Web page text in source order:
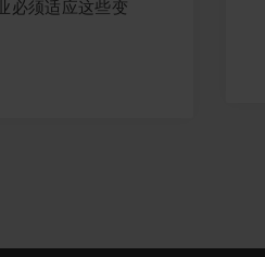
必须适应这些变